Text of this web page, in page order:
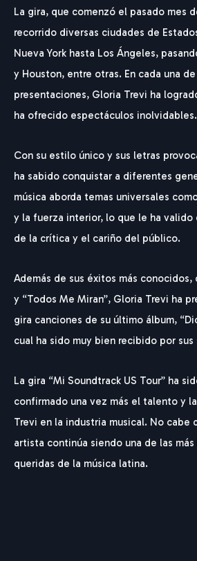
La gira, que comenzó el pasado mes
recorrido diversas ciudades de
Nueva York hasta Los Ángeles,
y Houston, entre otras. En cada una
presentaciones, Gloria Trevi ha
ha ofrecido espectáculos inolvidables.
Con su estilo único y sus letras
ha sabido conquistar a diferentes
música aborda temas universales
y la fuerza interior, lo que le ha
de la crítica y el cariño del público.
Además de sus éxitos más conocidos,
y “Todos Me Miran”, Gloria Trevi ha
gira canciones de su último álbum,
cual ha sido muy bien recibido por sus
La gira “Mi Soundtrack US Tour” ha
confirmado una vez más el talento y
Trevi en la industria musical. No cabe
artista continúa siendo una de las
queridas de la música latina.